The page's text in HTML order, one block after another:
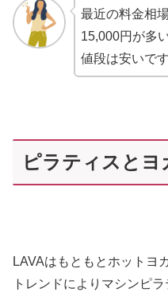
最近の料金相
15,000円が多
値段は安いで
ピラティスとヨ
LAVAはもともとホットヨ
トレンドによりマシンピ